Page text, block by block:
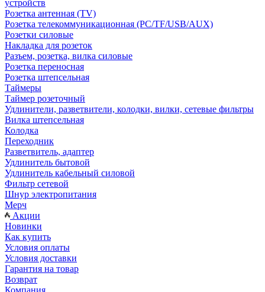
устройств
Розетка антенная (TV)
Розетка телекоммуникационная (PC/TF/USB/AUX)
Розетки силовые
Накладка для розеток
Разъем, розетка, вилка силовые
Розетка переносная
Розетка штепсельная
Таймеры
Таймер розеточный
Удлинители, разветвители, колодки, вилки, сетевые фильтры
Вилка штепсельная
Колодка
Переходник
Разветвитель, адаптер
Удлинитель бытовой
Удлинитель кабельный силовой
Фильтр сетевой
Шнур электропитания
Мерч
Акции
Новинки
Как купить
Условия оплаты
Условия доставки
Гарантия на товар
Возврат
Компания